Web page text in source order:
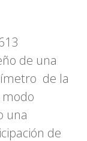
de una
de la
modo
una
de